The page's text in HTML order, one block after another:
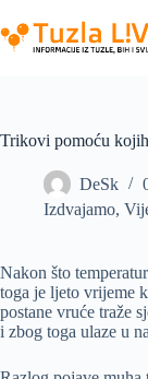
to
content
Trikovi pomoću
DeSk
Izdvajamo,
Nakon što
toga je ljeto vrijeme
postane vruće traže
i zbog toga ulaze u